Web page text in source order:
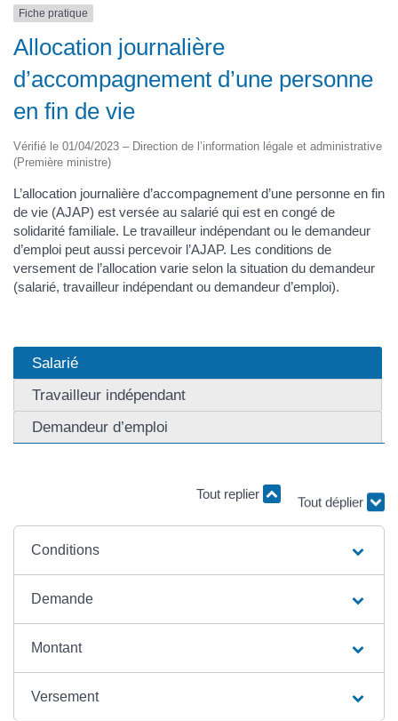
Fiche pratique
Allocation journalière
d’accompagnement d’une personne
en fin de vie
Vérifié le 01/04/2023 – Direction de l’information légale et administrative
(Première ministre)
L’allocation journalière d’accompagnement d’une personne en fin
de vie (AJAP) est versée au salarié qui est en congé de
solidarité familiale. Le travailleur indépendant ou le demandeur
d’emploi peut aussi percevoir l’AJAP. Les conditions de
versement de l’allocation varie selon la situation du demandeur
(salarié, travailleur indépendant ou demandeur d’emploi).
Salarié
Travailleur indépendant
Demandeur d’emploi
Tout replier
Tout déplier
Conditions
Demande
Montant
Versement